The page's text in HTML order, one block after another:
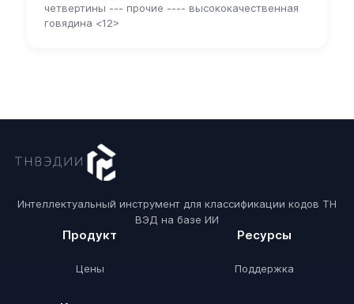
четвертины --- прочие ---- высококачественная
говядина <12>
Интеллектуальный инструмент для классификации кодов ТН
ВЭД на базе ИИ
Продукт
Цены
Ресурсы
Поддержка